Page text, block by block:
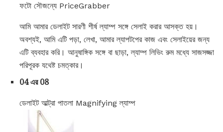
ফটো সৌজন্যে PriceGrabber
আমি আমার ডেলাইট সারণী শীর্ষ ল্যাম্প সঙ্গে সেলাই করার আসক্ত হয়।
অবশ্যই, আমি এটি পড়া, লেখা, আমার ল্যাপটপের কাজ এবং সেলাইয়ের জন্য
এটি ব্যবহার করি। আনুষাঙ্গিক সঙ্গে বা ছাড়া, ল্যাম্প লিভিং রুম মধ্যে সাজসজ্জা
পরিপূরক যথেষ্ট চমত্কার।
04 এর 08
ডেলাইট আল্ট্রা পাতলা Magnifying ল্যাম্প